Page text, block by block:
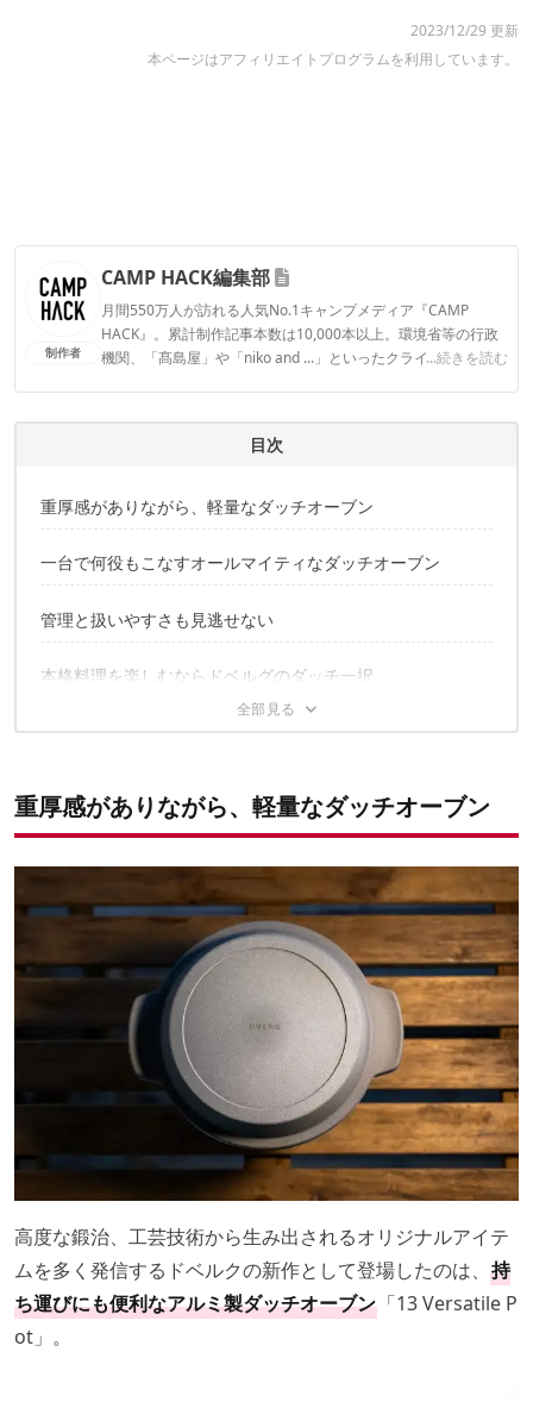
2023/12/29 更新
本ページはアフィリエイトプログラムを利用しています。
制作者
CAMP HACK編集部
月間550万人が訪れる人気No.1キャンプメディア『CAMP
HACK』。累計制作記事本数は10,000本以上。環境省等の行政
機関、「髙島屋」や「niko and ...」といったクライアントとの
...続きを読む
CAMP HACK編集部のプロフィール
目次
重厚感がありながら、軽量なダッチオーブン
一台で何役もこなすオールマイティなダッチオーブン
管理と扱いやすさも見逃せない
本格料理を楽しむならドベルグのダッチ一択
重厚感がありながら、軽量なダッチオーブン
高度な鍛治、工芸技術から生み出されるオリジナルアイテ
ムを多く発信するドベルクの新作として登場したのは、 持
ち運びにも便利なアルミ製ダッチオーブン 「13 Versatile P
ot」。